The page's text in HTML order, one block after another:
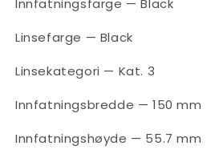
Linsefarge — Black
Linsekategori — Kat. 3
Innfatningsbredde — 150 mm
Innfatningshøyde — 55.7 mm